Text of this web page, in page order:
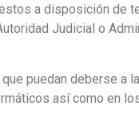
a disposición de
Judicial o
puedan deberse a
así como en